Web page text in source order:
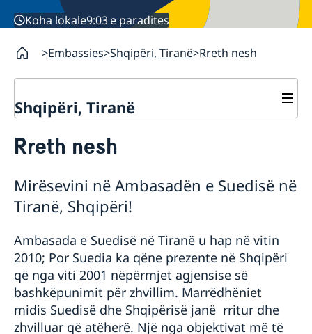
Koha lokale9:03 e paradites
Embassies Shqipëri, Tiranë Rreth nesh
Shqipëri, Tiranë
Rreth nesh
Lajme
Kalendari i aktiviteteve
Rreth nesh
Mirësevini në Ambasadën e Suedisë në
Tiranë, Shqipëri!
Ambasada e Suedisë në Tiranë u hap në vitin
2010; Por Suedia ka qëne prezente në Shqipëri
që nga viti 2001 nëpërmjet agjensise së
bashkëpunimit për zhvillim. Marrëdhëniet
midis Suedisë dhe Shqipërisë janë rritur dhe
zhvilluar që atëherë. Një nga objektivat më të